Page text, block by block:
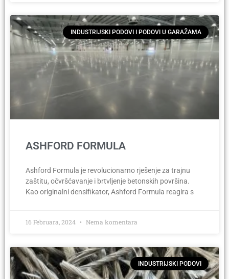
INDUSTRIJSKI PODOVI I PODOVI U GARAŽAMA
ASHFORD FORMULA
Ashford Formula je revolucionarno rješenje za trajnu
zaštitu, očvršćavanje i brtvljenje betonskih površina.
Kao originalni densifikator, Ashford Formula reagira s
16 Februara, 2024 Nema komentara
INDUSTRIJSKI PODOVI